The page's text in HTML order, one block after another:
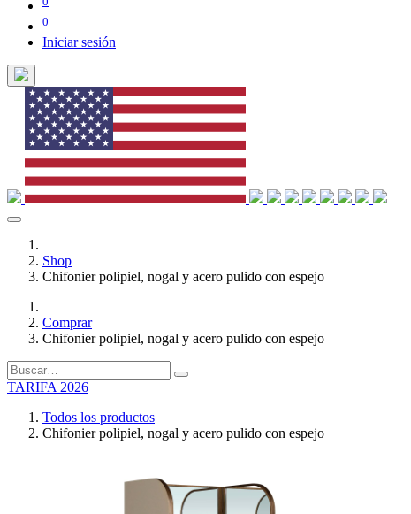
0
Iniciar sesión
Shop
Chifonier polipiel, nogal y acero pulido con espejo
Comprar
Chifonier polipiel, nogal y acero pulido con espejo
TARIFA 2026
Todos los productos
Chifonier polipiel, nogal y acero pulido con espejo